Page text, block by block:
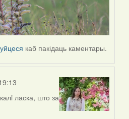
каб пакідаць каментары.
ласка, што за